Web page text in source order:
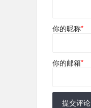
你的昵称*
你的邮箱*
提交评论